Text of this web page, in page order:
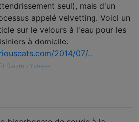
seul), mais d'un
appelé velvetting. Voici un
sur le velours à l'eau pour les
à domicile:
2014/07/…
RI Swamp Yankee